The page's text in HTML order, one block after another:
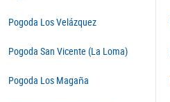
Pogoda Los Velázquez
Pogoda San Vicente (La Loma)
Pogoda Los Magaña